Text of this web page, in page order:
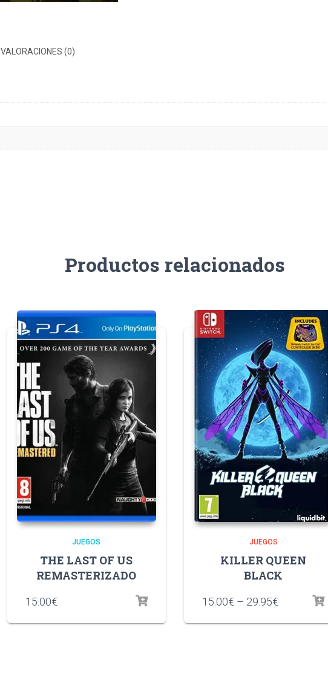
VALORACIONES (0)
Productos relacionados
JUEGOS
THE LAST OF US
REMASTERIZADO
15.00€
JUEGOS
KILLER QUEEN
BLACK
15.00€ – 29.95€